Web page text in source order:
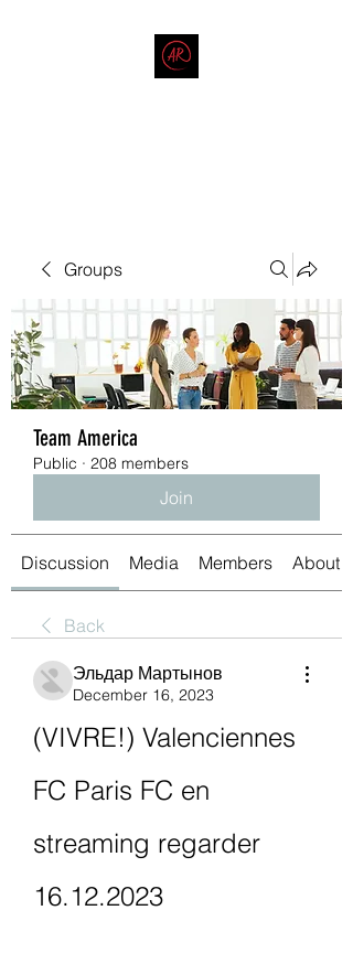
Groups
Team America
Public · 208 members
Join
Discussion Media Members About
Back
Эльдар Мартынов
December 16, 2023
(VIVRE!) Valenciennes
FC Paris FC en
streaming regarder
16.12.2023